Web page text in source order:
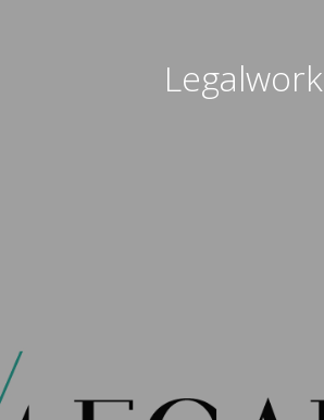
Legalwork